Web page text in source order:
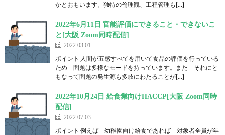
かとおもいます。独特の倫理観、工程管理も[…]
2022年6月11日 官能評価にできること・できないこ
と[大阪 Zoom同時配信]
2022.03.01
ポイント 人間が五感すべてを用いて食品の評価を行っている
ため 問題は多様なモードを持っています。また それにと
もなって問題の発生源も多岐にわたることが[…]
2022年10月24日 給食業向けHACCP[大阪 Zoom同時
配信]
2022.07.03
ポイント 例えば 幼稚園向け給食であれば 対象者全員が年